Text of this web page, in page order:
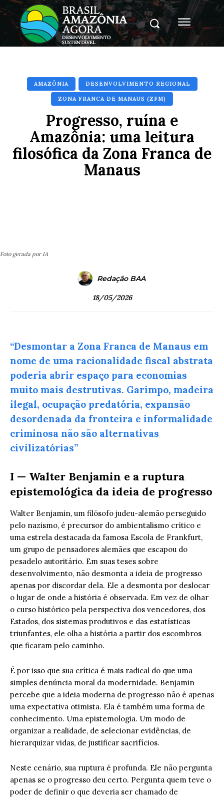
AMAZÔNIA DESENVOLVIMENTO REGIONAL
ZONA FRANCA DE MANAUS (ZFM)
Progresso, ruína e
Amazônia: uma leitura
filosófica da Zona Franca de
Manaus
Foto gerada por IA
Redação BAA
18/05/2026
“Desmontar a Zona Franca de Manaus em
nome de uma racionalidade fiscal abstrata
poderia abrir espaço para economias
muito mais destrutivas. Garimpo, madeira
ilegal, ocupação predatória, expansão
desordenada da fronteira e informalidade
criminosa não são alternativas
civilizatórias”
I — Walter Benjamin e a ruptura
epistemológica da ideia de progresso
Walter Benjamin, um filósofo judeu-alemão perseguido
pelo nazismo, é precursor do ambientalismo crítico e
uma estrela destacada da famosa Escola de Frankfurt,
um grupo de pensadores alemães que escapou do
pesadelo autoritário. Em suas teses sobre
desenvolvimento, não desmonta a ideia de progresso
apenas por discordar dela. Ele a desmonta por deslocar
o lugar de onde a história é observada. Em vez de olhar
o curso histórico pela perspectiva dos vencedores, dos
Estados, dos sistemas produtivos e das estatísticas
triunfantes, ele olha a história a partir dos escombros
que ficaram pelo caminho.
É por isso que sua crítica é mais radical do que uma
simples denúncia moral da modernidade. Benjamin
percebe que a ideia moderna de progresso não é apenas
uma expectativa otimista. Ela é também uma forma de
conhecimento. Uma epistemologia. Um modo de
organizar a realidade, de selecionar evidências, de
hierarquizar vidas, de justificar sacrifícios.
Neste cenário, sua ruptura é profunda. Ele não pergunta
apenas se o progresso deu certo. Pergunta quem teve o
poder de definir o que deveria ser chamado de